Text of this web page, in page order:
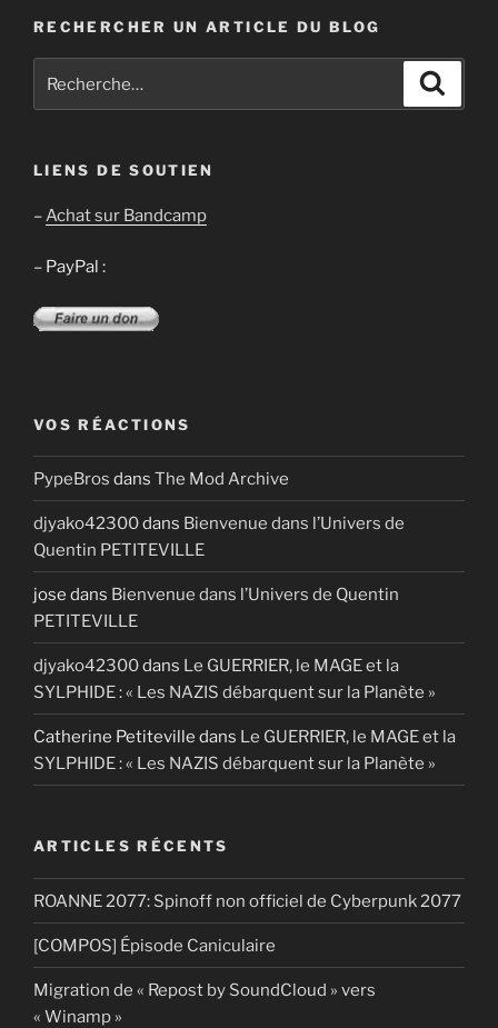
RECHERCHER UN ARTICLE DU BLOG
LIENS DE SOUTIEN
–Achat sur Bandcamp
– PayPal :
VOS RÉACTIONS
PypeBros dans The Mod Archive
djyako42300dans Bienvenue dans l’Univers de
Quentin PETITEVILLE
jose dans Bienvenue dans l’Univers de Quentin
PETITEVILLE
djyako42300dans Le GUERRIER, le MAGE et la
SYLPHIDE : « Les NAZIS débarquent sur la Planète »
Catherine Petiteville dans Le GUERRIER, le MAGE et la
SYLPHIDE : « Les NAZIS débarquent sur la Planète »
ARTICLES RÉCENTS
ROANNE 2077: Spinoff non officiel de Cyberpunk 2077
[COMPOS] Épisode Caniculaire
Migration de « Repost by SoundCloud » vers
« Winamp »